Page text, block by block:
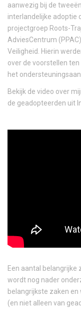
aanwezig bij de
interlandelijke adoptie
projectgroep Roots-
AdviesCentrum
Veiligheid. Hierin
over de voorstellen
het
Bekijk de video over
de geadopteerden uit
Een aantal belangrijke
wordt nog nader
belangrijkste zaken
(en niet alleen van